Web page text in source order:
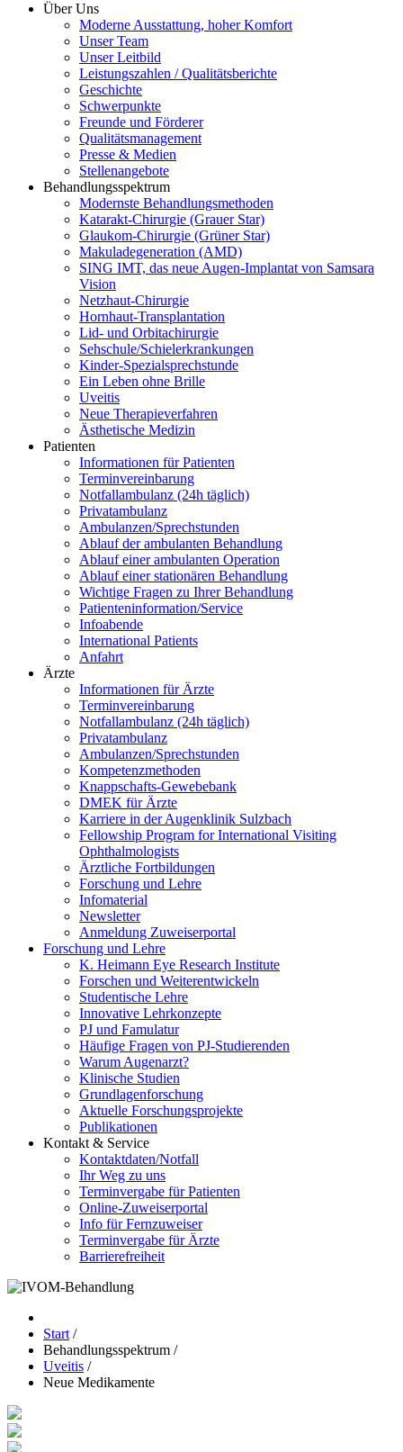
Über Uns
Moderne Ausstattung, hoher Komfort
Unser Team
Unser Leitbild
Leistungszahlen / Qualitätsberichte
Geschichte
Schwerpunkte
Freunde und Förderer
Qualitätsmanagement
Presse & Medien
Stellenangebote
Behandlungsspektrum
Modernste Behandlungsmethoden
Katarakt-Chirurgie (Grauer Star)
Glaukom-Chirurgie (Grüner Star)
Makuladegeneration (AMD)
SING IMT, das neue Augen-Implantat von Samsara
Vision
Netzhaut-Chirurgie
Hornhaut-Transplantation
Lid- und Orbitachirurgie
Sehschule/Schielerkrankungen
Kinder-Spezialsprechstunde
Ein Leben ohne Brille
Uveitis
Neue Therapieverfahren
Ästhetische Medizin
Patienten
Informationen für Patienten
Terminvereinbarung
Notfallambulanz (24h täglich)
Privatambulanz
Ambulanzen/Sprechstunden
Ablauf der ambulanten Behandlung
Ablauf einer ambulanten Operation
Ablauf einer stationären Behandlung
Wichtige Fragen zu Ihrer Behandlung
Patienteninformation/Service
Infoabende
International Patients
Anfahrt
Ärzte
Informationen für Ärzte
Terminvereinbarung
Notfallambulanz (24h täglich)
Privatambulanz
Ambulanzen/Sprechstunden
Kompetenzmethoden
Knappschafts-Gewebebank
DMEK für Ärzte
Karriere in der Augenklinik Sulzbach
Fellowship Program for International Visiting
Ophthalmologists
Ärztliche Fortbildungen
Forschung und Lehre
Infomaterial
Newsletter
Anmeldung Zuweiserportal
Forschung und Lehre
K. Heimann Eye Research Institute
Forschen und Weiterentwickeln
Studentische Lehre
Innovative Lehrkonzepte
PJ und Famulatur
Häufige Fragen von PJ-Studierenden
Warum Augenarzt?
Klinische Studien
Grundlagenforschung
Aktuelle Forschungsprojekte
Publikationen
Kontakt & Service
Kontaktdaten/Notfall
Ihr Weg zu uns
Terminvergabe für Patienten
Online-Zuweiserportal
Info für Fernzuweiser
Terminvergabe für Ärzte
Barrierefreiheit
Start /
Behandlungsspektrum /
Uveitis /
Neue Medikamente